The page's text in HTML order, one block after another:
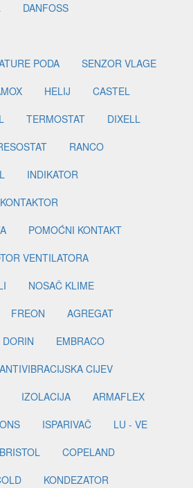
DANFOSS
PODA
SENZOR VLAGE
HELIJ
CASTEL
TERMOSTAT
DIXELL
RANCO
INDIKATOR
KONTAKTOR
POMOĆNI KONTAKT
VENTILATORA
NOSAČ KLIME
FREON
AGREGAT
DORIN
EMBRACO
ANTIVIBRACIJSKA CIJEV
IZOLACIJA
ARMAFLEX
ISPARIVAČ
LU - VE
BRISTOL
COPELAND
KONDEZATOR